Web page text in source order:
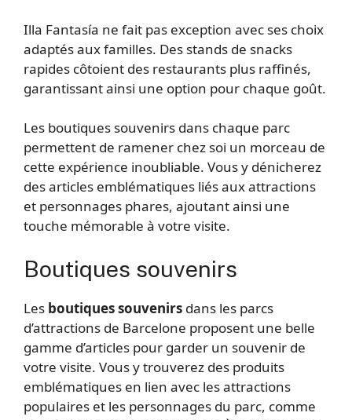
Illa Fantasía ne fait pas exception avec ses choix
adaptés aux familles. Des stands de snacks
rapides côtoient des restaurants plus raffinés,
garantissant ainsi une option pour chaque goût.
Les boutiques souvenirs dans chaque parc
permettent de ramener chez soi un morceau de
cette expérience inoubliable. Vous y dénicherez
des articles emblématiques liés aux attractions
et personnages phares, ajoutant ainsi une
touche mémorable à votre visite.
Boutiques souvenirs
Les boutiques souvenirs dans les parcs
d’attractions de Barcelone proposent une belle
gamme d’articles pour garder un souvenir de
votre visite. Vous y trouverez des produits
emblématiques en lien avec les attractions
populaires et les personnages du parc, comme